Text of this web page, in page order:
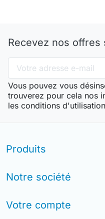
Recevez nos offres
Vous pouvez vous
trouverez pour cela nos
les conditions
Produits
Notre société
Votre compte